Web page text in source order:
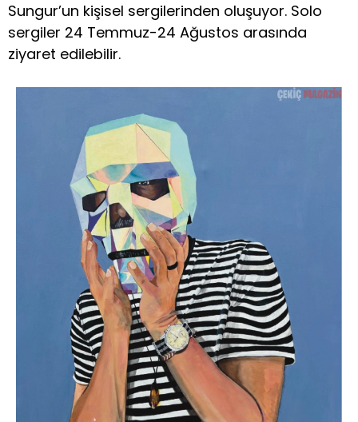
Sungur’un kişisel sergilerinden oluşuyor. Solo
sergiler 24 Temmuz-24 Ağustos arasında
ziyaret edilebilir.